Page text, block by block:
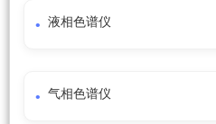
液相色谱仪
气相色谱仪